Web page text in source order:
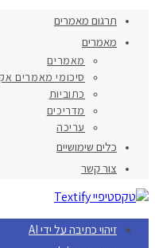
תרגום מאמרים
מאמרים
מאמרים
סיכומי מאמרים
כתוביות
מדריכים
עריכה
כלים שימושיים
צור קשר
זיהוי כתיבה על ידי AI